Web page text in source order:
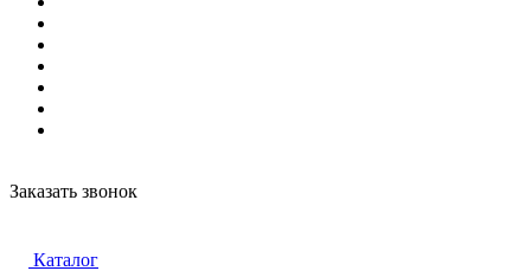
Заказать звонок
Каталог